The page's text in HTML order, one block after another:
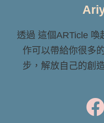
透過 這個ARTicle 喚
作可以帶給你很多
步，解放自己的創